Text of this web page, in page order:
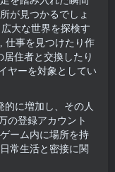
が見つかるでしょ
大な世界を探検す
仕事を見つけたり作
住者と交換したり
ヤーを対象としてい
的に増加し、その人
の登録アカウント
ーム内に場所を持
常生活と密接に関